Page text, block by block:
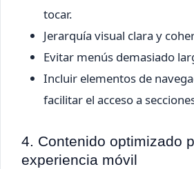
tocar.
Jerarquía visual clara y
Evitar menús demasiado
Incluir elementos de
facilitar el acceso a
4. Contenido optimizado
experiencia móvil